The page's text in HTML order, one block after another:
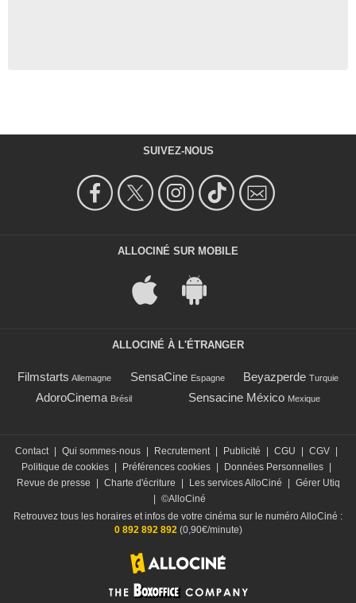
SUIVEZ-NOUS
ALLOCINÉ SUR MOBILE
ALLOCINÉ À L'ÉTRANGER
Filmstarts Allemagne SensaCine Espagne Beyazperde Turquie
AdoroCinema Brésil Sensacine México Mexique
Contact Qui sommes-nous Recrutement Publicité CGU CGV
Politique de cookies
Préférences cookies Données Personnelles
Revue de presse
Charte d'écriture Les services AlloCiné
Gérer Utiq
©AlloCiné
Retrouvez tous les horaires et infos de votre cinéma sur le numéro AlloCiné :
0 892 892 892(0,90€/minute)